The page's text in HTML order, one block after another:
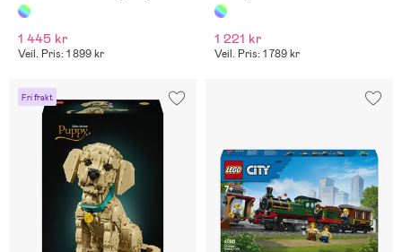
Toy Story
1 445 kr
Veil. Pris: 1 899 kr
1 221 kr
Veil. Pris: 1 789 kr
Fri frakt